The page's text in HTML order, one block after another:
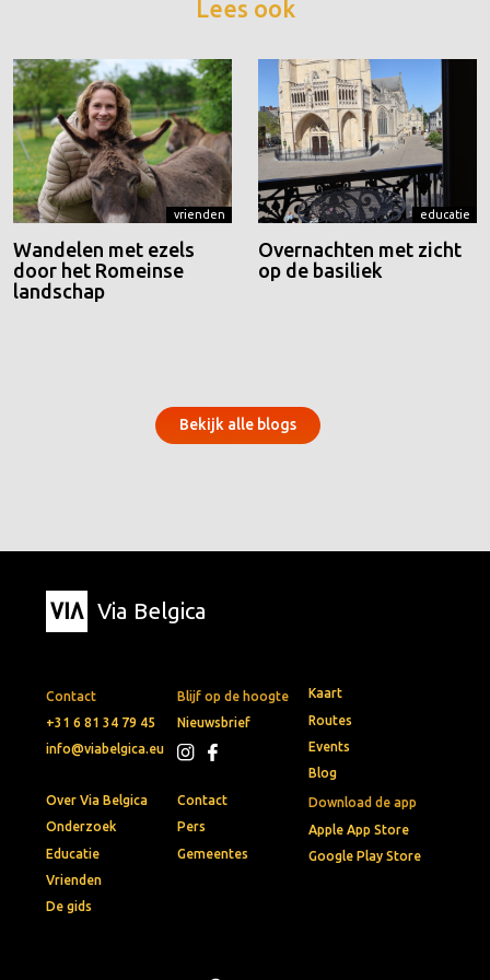
Lees ook
vrienden
Wandelen met ezels
door het Romeinse
landschap
educatie
Overnachten met zicht
op de basiliek
Bekijk alle blogs
Via Belgica
Contact
+31 6 81 34 79 45
info@viabelgica.eu
Blijf op de hoogte
Nieuwsbrief
Download de app
Apple App Store
Google Play Store
Kaart
Routes
Events
Blog
Over Via Belgica
Onderzoek
Educatie
Vrienden
De gids
Contact
Pers
Gemeentes